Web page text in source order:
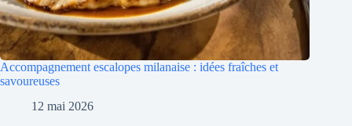
Accompagnement escalopes milanaise : idées fraîches et
savoureuses
12 mai 2026